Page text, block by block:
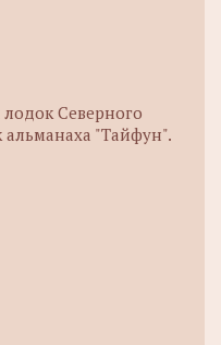
Северного
"Тайфун".